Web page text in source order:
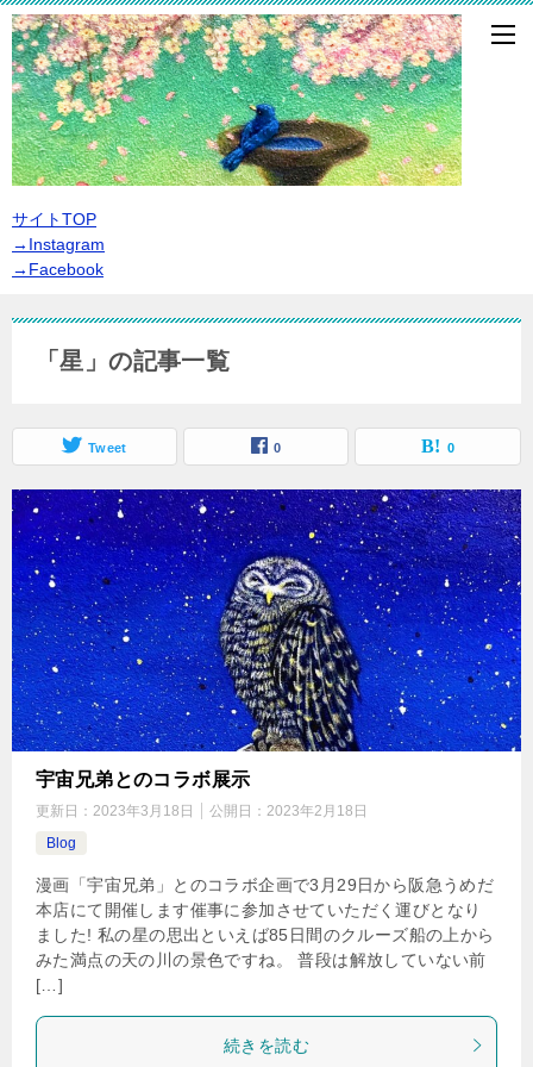
サイトTOP
→Instagram
→Facebook
「星」の記事一覧
Tweet 0 0
宇宙兄弟とのコラボ展示
更新日： 2023年3月18日 公開日： 2023年2月18日
Blog
漫画「宇宙兄弟」とのコラボ企画で3月29日から阪急うめだ
本店にて開催します催事に参加させていただく運びとなり
ました! 私の星の思出といえば85日間のクルーズ船の上から
みた満点の天の川の景色ですね。 普段は解放していない前
[…]
続きを読む